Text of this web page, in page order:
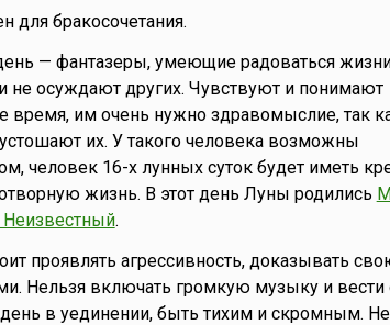
для бракосочетания.
— фантазеры, умеющие радоваться
не осуждают других. Чувствуют и понимают
время, им очень нужно здравомыслие, так
их. У такого человека возможны
человек 16-х лунных суток будет иметь
жизнь. В этот день Луны родились
Неизвестный.
проявлять агрессивность, доказывать
Нельзя включать громкую музыку и вести
в уединении, быть тихим и скромным.